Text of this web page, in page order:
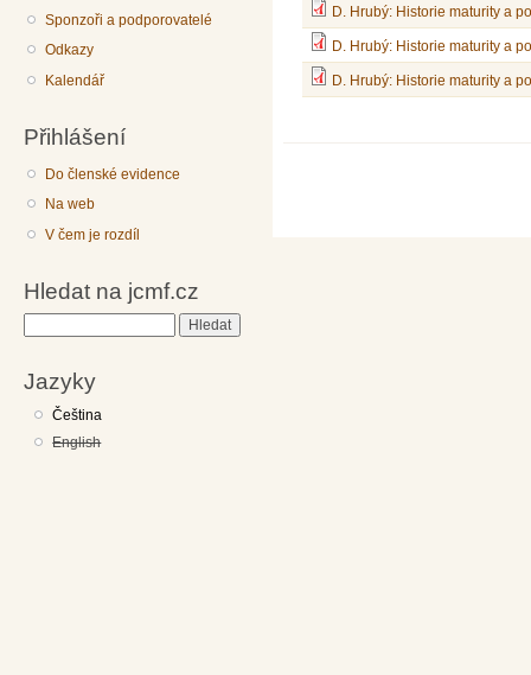
Sponzoři a podporovatelé
Odkazy
Kalendář
Přihlášení
Do členské evidence
Na web
V čem je rozdíl
Hledat na jcmf.cz
Jazyky
Čeština
English
D. Hrubý: Historie maturity a
D. Hrubý: Historie maturity a
D. Hrubý: Historie maturity a